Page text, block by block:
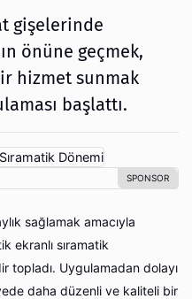
gişelerinde
önüne geçmek,
hizmet sunmak
başlattı.
sağlamak amacıyla
ekranlı sıramatik
topladı. Uygulamadan dolayı
daha düzenli ve kaliteli bir